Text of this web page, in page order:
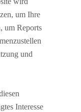
um Ihre
um Reports
und
Interesse